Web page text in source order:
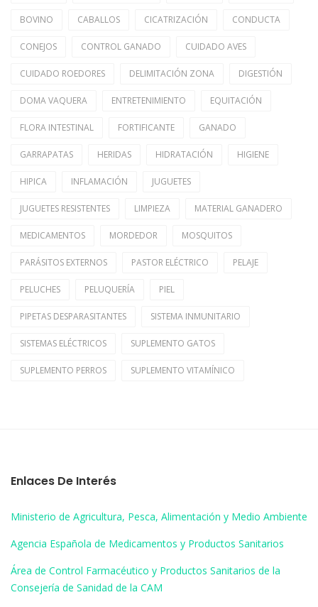
BOVINO CABALLOS CICATRIZACIÓN CONDUCTA
CONEJOS CONTROL GANADO CUIDADO AVES
CUIDADO ROEDORES DELIMITACIÓN ZONA DIGESTIÓN
DOMA VAQUERA ENTRETENIMIENTO EQUITACIÓN
FLORA INTESTINAL FORTIFICANTE GANADO
GARRAPATAS HERIDAS HIDRATACIÓN HIGIENE
HIPICA INFLAMACIÓN JUGUETES
JUGUETES RESISTENTES LIMPIEZA MATERIAL GANADERO
MEDICAMENTOS MORDEDOR MOSQUITOS
PARÁSITOS EXTERNOS PASTOR ELÉCTRICO PELAJE
PELUCHES PELUQUERÍA PIEL
PIPETAS DESPARASITANTES SISTEMA INMUNITARIO
SISTEMAS ELÉCTRICOS SUPLEMENTO GATOS
SUPLEMENTO PERROS SUPLEMENTO VITAMÍNICO
Enlaces De Interés
Ministerio de Agricultura, Pesca, Alimentación y Medio Ambiente
Agencia Española de Medicamentos y Productos Sanitarios
Área de Control Farmacéutico y Productos Sanitarios de la
Consejería de Sanidad de la CAM